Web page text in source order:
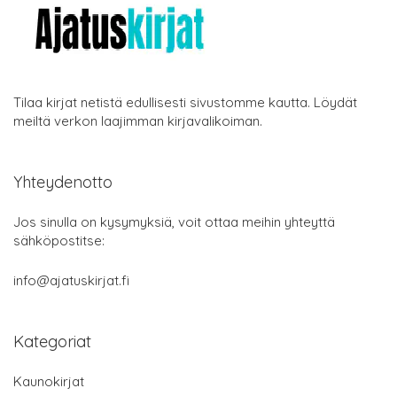
Tilaa kirjat netistä edullisesti sivustomme kautta. Löydät
meiltä verkon laajimman kirjavalikoiman.
Yhteydenotto
Jos sinulla on kysymyksiä, voit ottaa meihin yhteyttä
sähköpostitse:
info@ajatuskirjat.fi
Kategoriat
Kaunokirjat